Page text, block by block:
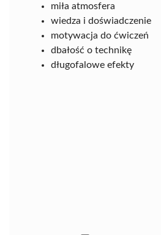
miła atmosfera
wiedza i doświadczenie
motywacja do ćwiczeń
dbałość o technikę
długofalowe efekty